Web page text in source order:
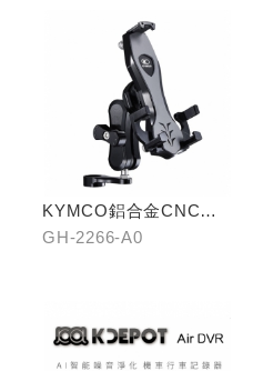
KYMCO鋁合金CNC減
震手機架
GH-2266-A0